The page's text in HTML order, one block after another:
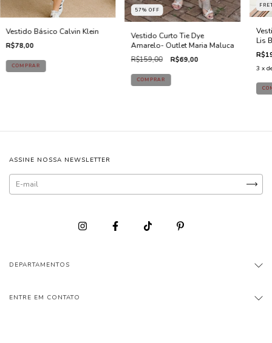
Vestido Básico Calvin Klein
R$78,00
COMPRAR
57% OFF
Vestido Curto Tie Dye
Amarelo- Outlet Maria Maluca
R$159,00 R$69,00
COMPRAR
Lis
3 x
ASSINE NOSSA NEWSLETTER
DEPARTAMENTOS
ENTRE EM CONTATO